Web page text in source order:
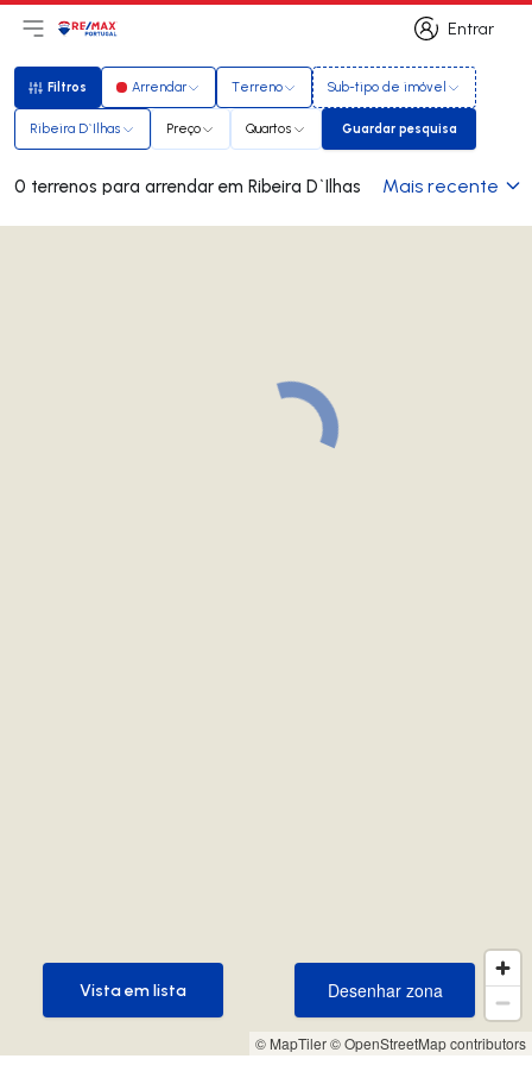
Entrar
Entrar
Abri menu principal
LogoIr para página inicial
Filtros
Filtros Arrendar Terreno Sub-tipo de imóvel
Ribeira D`Ilhas Preço Quartos Guardar pesquisa
Guardar pesquisa
0 terrenos para arrendar em Ribeira D`Ilhas Mais recente
© MapTiler© OpenStreetMap contributors
Desenhar zona
Desenhar zona
Vista em lista
Vista em lista